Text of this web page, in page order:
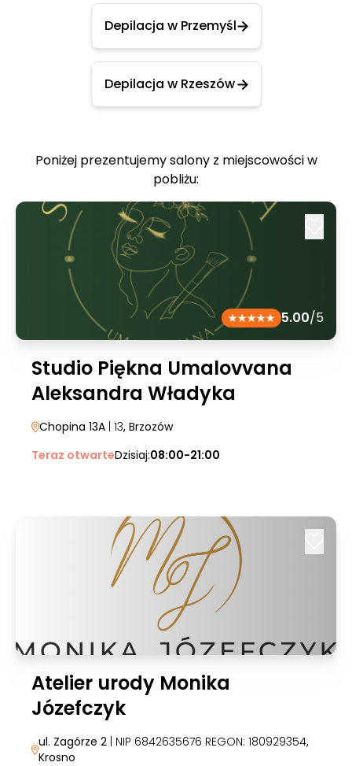
Depilacja w Przemyśl
Depilacja w Rzeszów
Poniżej prezentujemy salony z miejscowości w
pobliżu:
5.00/5
Studio Piękna Umalovvana
Aleksandra Władyka
Chopina 13A | 13, Brzozów
Teraz otwarteDzisiaj:08:00-21:00
Atelier urody Monika
Józefczyk
ul. Zagórze 2 | NIP 6842635676 REGON: 180929354,
Krosno